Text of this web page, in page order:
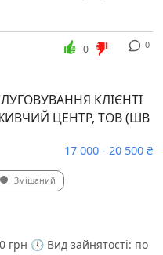
0
0
КЛІЄНТІ
ЦЕНТР, ТОВ (ШВ
17 000 - 20 500 ₴
Змішаний
грн 🕔 Вид зайнятості: по